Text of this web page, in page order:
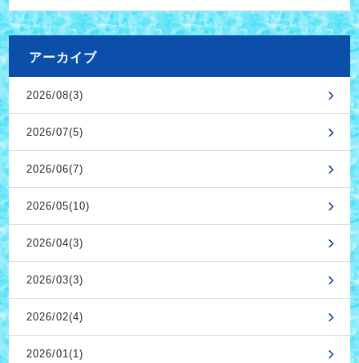
アーカイブ
2026/08(3)
2026/07(5)
2026/06(7)
2026/05(10)
2026/04(3)
2026/03(3)
2026/02(4)
2026/01(1)